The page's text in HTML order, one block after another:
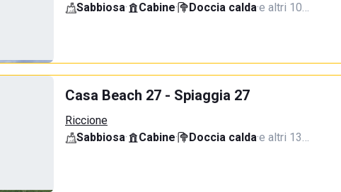
Sabbiosa· Cabine· Doccia calda·e altri 10…
Casa Beach 27 - Spiaggia 27
Riccione
Sabbiosa· Cabine· Doccia calda·e altri 13…